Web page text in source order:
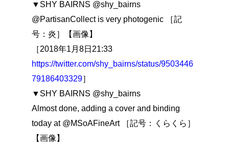
▼SHY BAIRNS @shy_bairns
@PartisanCollect is very photogenic ［記
号：炎］【画像】
［2018年1月8日21:33
https://twitter.com/shy_bairns/status/9503446
79186403329］
▼SHY BAIRNS @shy_bairns
Almost done, adding a cover and binding
today at @MSoAFineArt ［記号：くらくら］
【画像】